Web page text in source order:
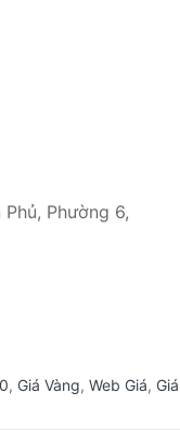
Phường 6,
, Giá Vàng, Web Giá, Giá